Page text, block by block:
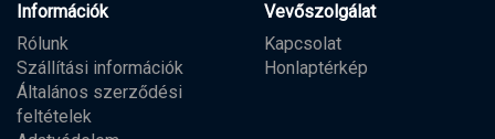
Információk
Rólunk
Szállítási információk
Általános szerződési
feltételek
Vevőszolgálat
Kapcsolat
Honlaptérkép